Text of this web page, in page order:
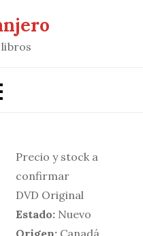
Precio y stock a
confirmar
DVD Original
Estado: Nuevo
Origen: Canadá